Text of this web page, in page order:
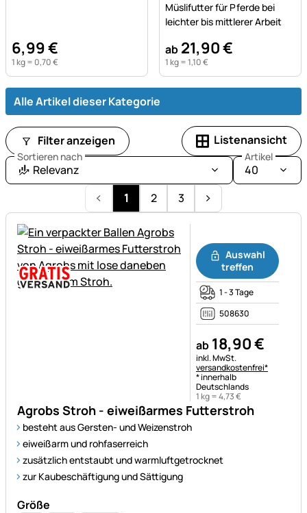
6,99€
1 kg = 0,70€
Müslifutter für Pferde bei
leichter bis mittlerer Arbeit
ab 21,90€
1 kg =1,10€
Alle Artikel dieser Kategorie
Filter anzeigen Listenansicht
Sortieren nach
Relevanz
Artikel
40
1
2 3
Agrobs Stroh - eiweißarmes Futterstroh
besteht aus Gersten- und Weizenstroh
eiweißarm und rohfaserreich
zusätzlich entstaubt und warmluftgetrocknet
zur Kaubeschäftigung und Sättigung
Größe
Auswahl
treffen
1 - 3 Tage
508630
ab 18,90€
Steuerhinweis:
inkl. MwSt.
versandkostenfrei*
* innerhalb
Deutschlands
1 kg =4,73€